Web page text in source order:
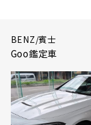
BENZ/賓士
Goo鑑定車